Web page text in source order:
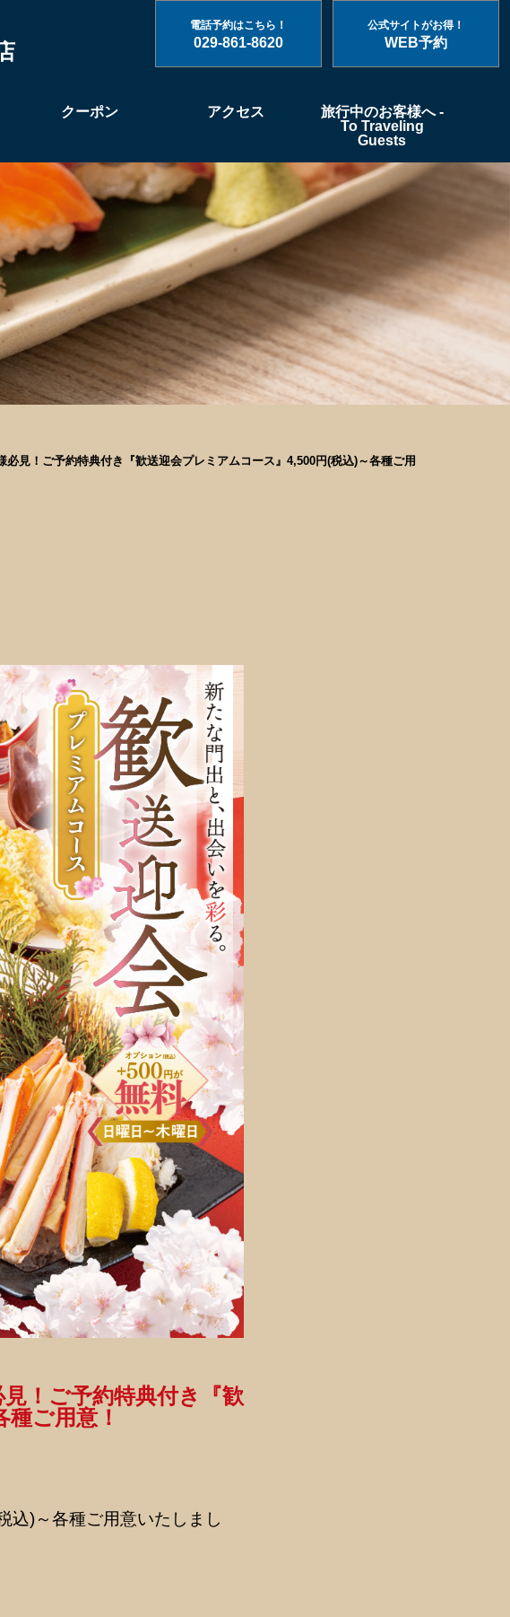
電話予約はこちら！
029-861-8620
公式サイトがお得！
WEB予約
クーポン アクセス
旅行中のお客様へ -
To Traveling
Guests
必見！ご予約特典付き『歓送迎会プレミアムコース』4,500円(税込)～各種ご用
見！ご予約特典付き『歓
ご用意！
込)～各種ご用意いたしまし